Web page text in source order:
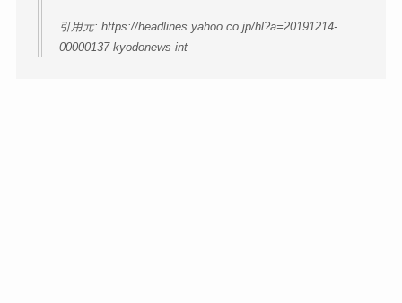
引用元: https://headlines.yahoo.co.jp/hl?a=20191214-
00000137-kyodonews-int